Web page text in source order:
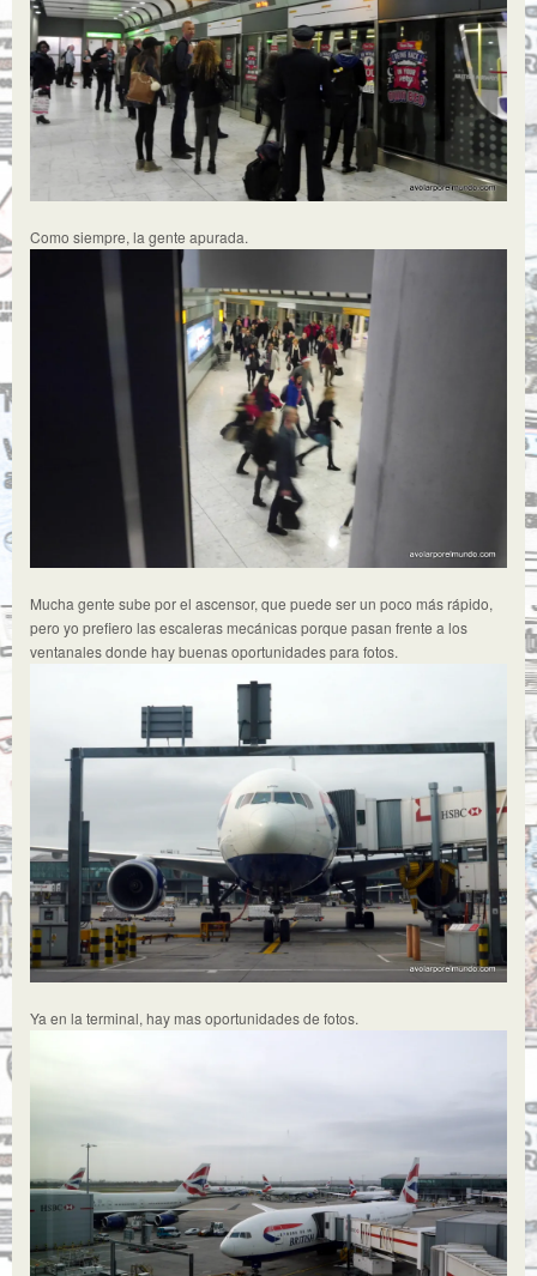
Como siempre, la gente apurada.
Mucha gente sube por el ascensor, que puede ser un poco más rápido,
pero yo prefiero las escaleras mecánicas porque pasan frente a los
ventanales donde hay buenas oportunidades para fotos.
Ya en la terminal, hay mas oportunidades de fotos.